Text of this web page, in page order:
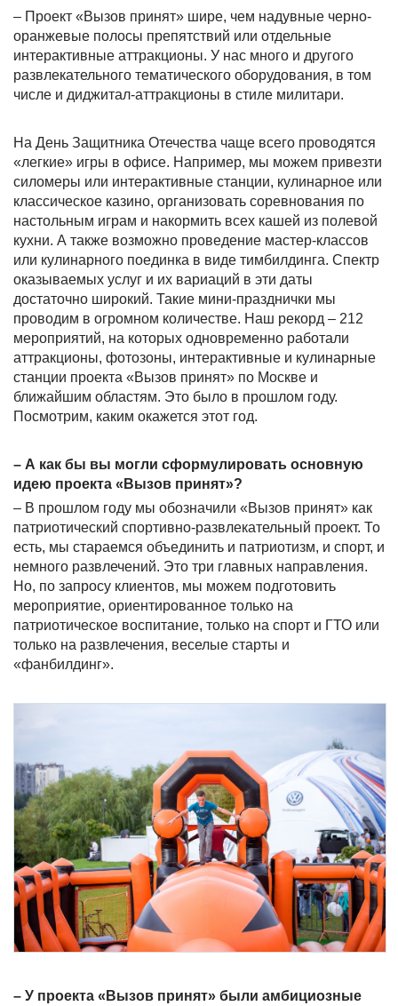
– Проект «Вызов принят» шире, чем надувные черно-
оранжевые полосы препятствий или отдельные
интерактивные аттракционы. У нас много и другого
развлекательного тематического оборудования, в том
числе и диджитал-аттракционы в стиле милитари.
На День Защитника Отечества чаще всего проводятся
«легкие» игры в офисе. Например, мы можем привезти
силомеры или интерактивные станции, кулинарное или
классическое казино, организовать соревнования по
настольным играм и накормить всех кашей из полевой
кухни. А также возможно проведение мастер-классов
или кулинарного поединка в виде тимбилдинга. Спектр
оказываемых услуг и их вариаций в эти даты
достаточно широкий. Такие мини-празднички мы
проводим в огромном количестве. Наш рекорд – 212
мероприятий, на которых одновременно работали
аттракционы, фотозоны, интерактивные и кулинарные
станции проекта «Вызов принят» по Москве и
ближайшим областям. Это было в прошлом году.
Посмотрим, каким окажется этот год.
– А как бы вы могли сформулировать основную
идею проекта «Вызов принят»?
– В прошлом году мы обозначили «Вызов принят» как
патриотический спортивно-развлекательный проект. То
есть, мы стараемся объединить и патриотизм, и спорт, и
немного развлечений. Это три главных направления.
Но, по запросу клиентов, мы можем подготовить
мероприятие, ориентированное только на
патриотическое воспитание, только на спорт и ГТО или
только на развлечения, веселые старты и
«фанбилдинг».
– У проекта «Вызов принят» были амбициозные